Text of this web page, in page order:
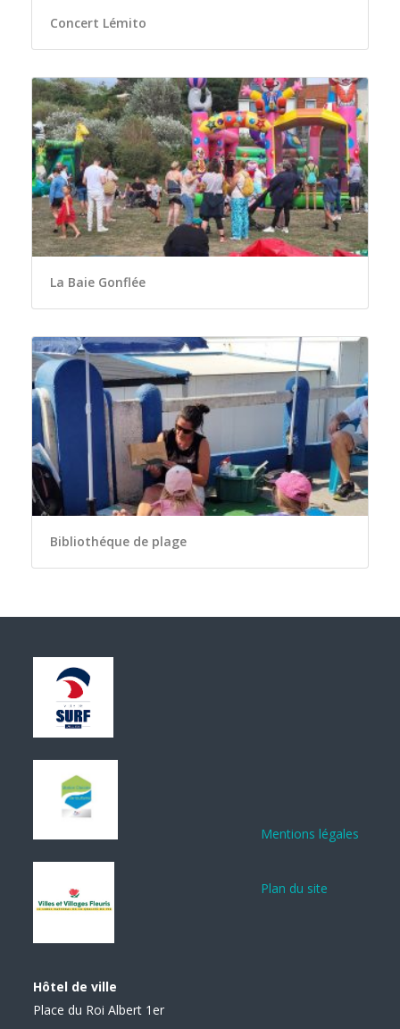
Concert Lémito
La Baie Gonflée
Bibliothéque de plage
Hôtel de ville
Place du Roi Albert 1er
Mentions légales
Plan du site